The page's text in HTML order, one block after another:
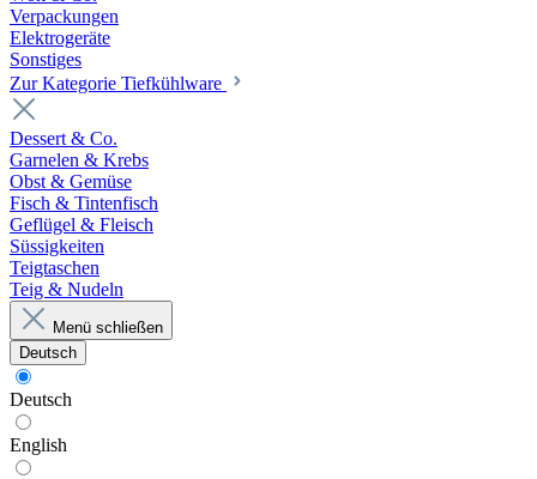
Verpackungen
Elektrogeräte
Sonstiges
Zur Kategorie Tiefkühlware
Dessert & Co.
Garnelen & Krebs
Obst & Gemüse
Fisch & Tintenfisch
Geflügel & Fleisch
Süssigkeiten
Teigtaschen
Teig & Nudeln
Menü schließen
Deutsch
Deutsch
English